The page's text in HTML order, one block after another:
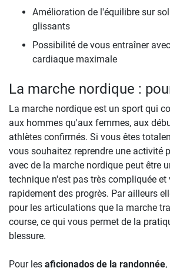
Amélioration de l'équilibre sur
glissants
Possibilité de vous entraîner
cardiaque maximale
La marche nordique :
La marche nordique est un sport qui
aux hommes qu'aux femmes, aux
athlètes confirmés. Si vous êtes
vous souhaitez reprendre une activité
avec de la marche nordique peut être
technique n'est pas très compliquée et
rapidement des progrès. Par ailleurs
pour les articulations que la marche
course, ce qui vous permet de la
blessure.
Pour les aficionados de la randonnée